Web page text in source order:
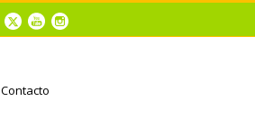
Contacto